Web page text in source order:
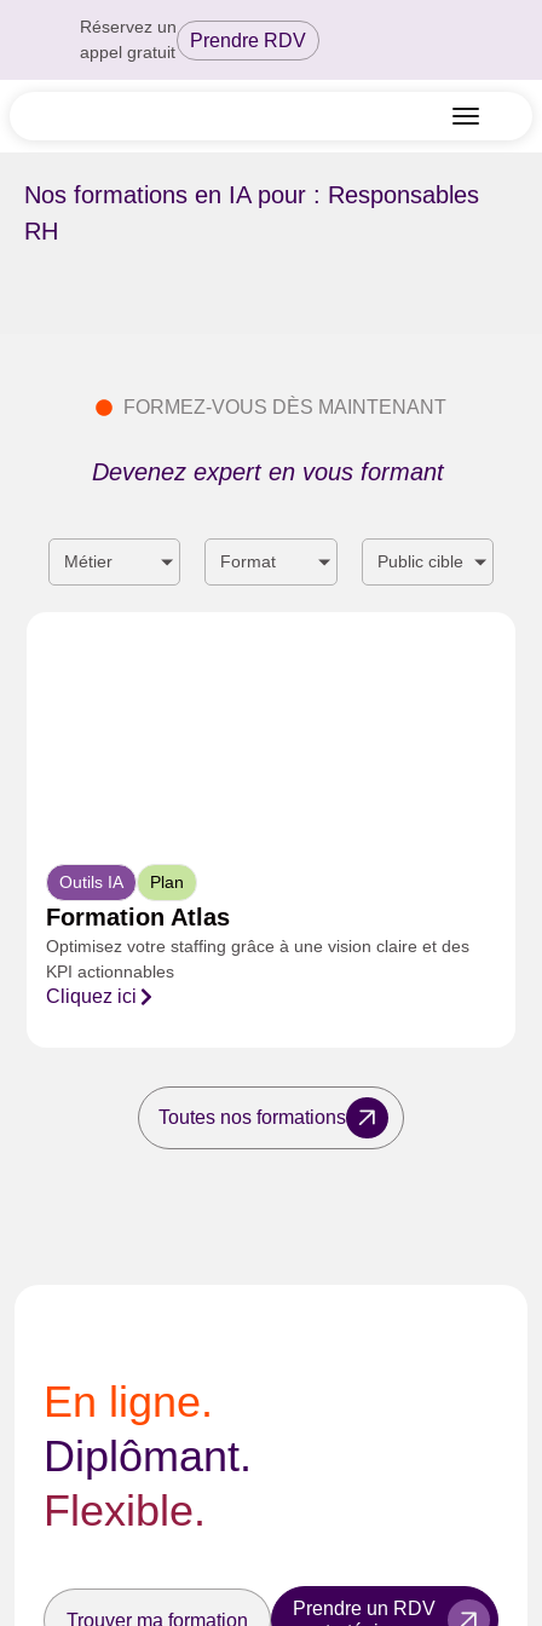
Réservez un
appel gratuit
Prendre RDV
Nos formations en IA pour : Responsables
RH
FORMEZ-VOUS DÈS MAINTENANT
Devenez expert en vous formant
Métier Format Public cible
Outils IA Plan
Formation Atlas
Optimisez votre staffing grâce à une vision claire et des
KPI actionnables
Cliquez ici
Toutes nos formations
En ligne.
Diplômant.
Flexible.
Trouver ma formation
Prendre un RDV